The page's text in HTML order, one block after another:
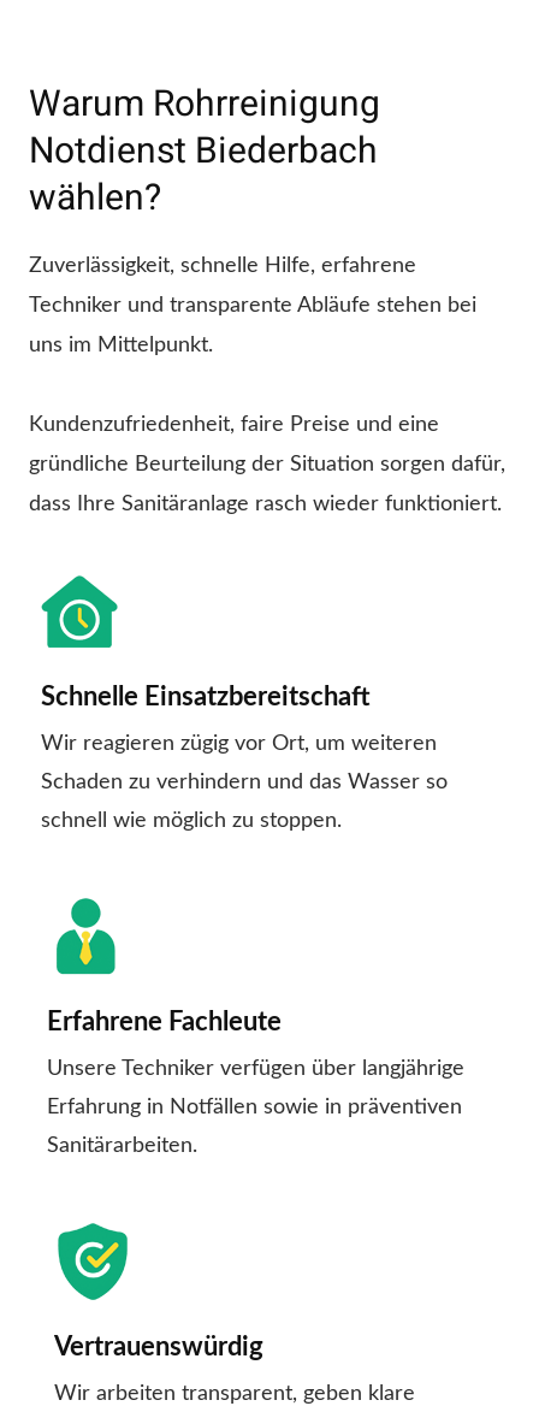
Warum Rohrreinigung
Notdienst Biederbach
wählen?
Zuverlässigkeit, schnelle Hilfe, erfahrene
Techniker und transparente Abläufe stehen bei
uns im Mittelpunkt.
Kundenzufriedenheit, faire Preise und eine
gründliche Beurteilung der Situation sorgen dafür,
dass Ihre Sanitäranlage rasch wieder funktioniert.
Schnelle Einsatzbereitschaft
Wir reagieren zügig vor Ort, um weiteren
Schaden zu verhindern und das Wasser so
schnell wie möglich zu stoppen.
Erfahrene Fachleute
Unsere Techniker verfügen über langjährige
Erfahrung in Notfällen sowie in präventiven
Sanitärarbeiten.
Vertrauenswürdig
Wir arbeiten transparent, geben klare